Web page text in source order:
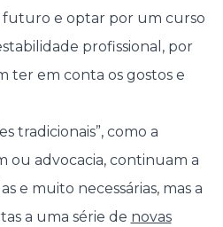
e optar por um curso
profissional, por
ter em conta os gostos e
tradicionais”, como a
ou advocacia, continuam a
e muito necessárias, mas a
a uma série de novas